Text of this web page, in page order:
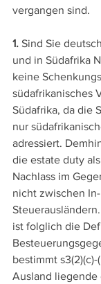
vergangen sind.
1. Sind Sie
und in Südafrika
keine
südafrikanisches
Südafrika, da die
nur
adressiert.
die estate duty
Nachlass im
nicht zwischen
ist folglich die
bestimmt s3(2)(c)-
Ausland liegende